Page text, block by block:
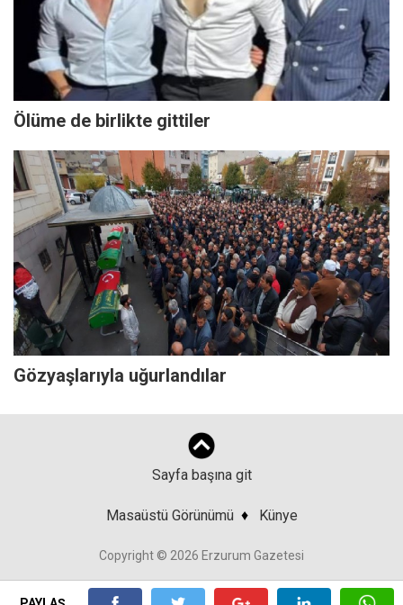
Ölüme de birlikte gittiler
Gözyaşlarıyla uğurlandılar
Sayfa başına git
Masaüstü Görünümü ♦ Künye
Copyright © 2026 Erzurum Gazetesi